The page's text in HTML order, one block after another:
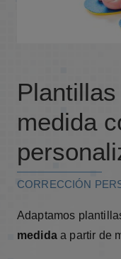
medida
CORRECCIÓN
Adaptamos
medidaa partir de